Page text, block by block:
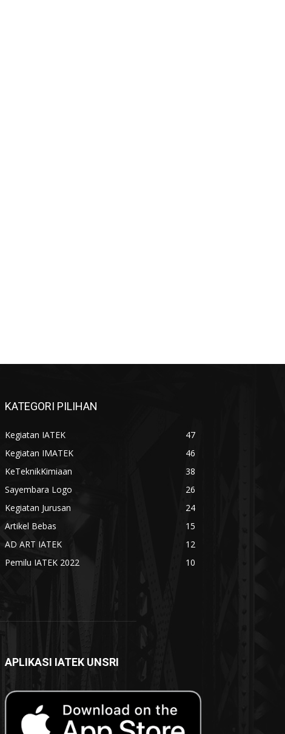
KATEGORI PILIHAN
Kegiatan IATEK
47
Kegiatan IMATEK
46
KeTeknikKimiaan
38
Sayembara Logo
26
Kegiatan Jurusan
24
Artikel Bebas
15
AD ART IATEK
12
Pemilu IATEK 2022
10
APLIKASI IATEK UNSRI